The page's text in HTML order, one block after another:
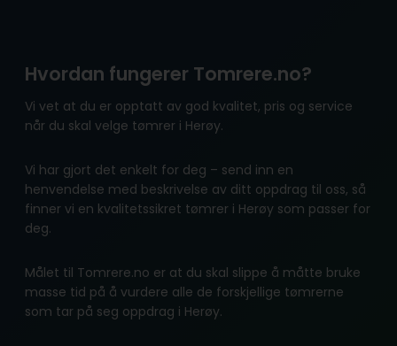
Hvordan fungerer Tomrere.no?
Vi vet at du er opptatt av god kvalitet, pris og service
når du skal velge tømrer i Herøy.
Vi har gjort det enkelt for deg – send inn en
henvendelse med beskrivelse av ditt oppdrag til oss, så
finner vi en kvalitetssikret tømrer i Herøy som passer for
deg.
Målet til Tomrere.no er at du skal slippe å måtte bruke
masse tid på å vurdere alle de forskjellige tømrerne
som tar på seg oppdrag i Herøy.